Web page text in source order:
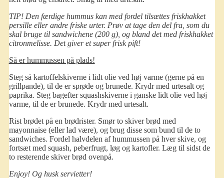
TIP! Den færdige hummus kan med fordel tilsættes friskhakket
persille eller andre friske urter. Prøv at tage den del fra, som du
skal bruge til sandwichene (200 g), og bland det med friskhakket
citronmelisse. Det giver et super frisk pift!
Så er hummussen på plads!
Steg så kartoffelskiverne i lidt olie ved høj varme (gerne på en
grillpande), til de er sprøde og brunede. Krydr med urtesalt og
paprika. Steg bagefter squashskiverne i ganske lidt olie ved høj
varme, til de er brunede. Krydr med urtesalt.
Rist brødet på en brødrister. Smør to skiver brød med
mayonnaise (eller lad være), og brug disse som bund til de to
sandwiches. Fordel halvdelen af hummussen på hver skive, og
fortsæt med squash, peberfrugt, løg og kartofler. Læg til sidst de
to resterende skiver brød ovenpå.
Enjoy! Og husk servietter!